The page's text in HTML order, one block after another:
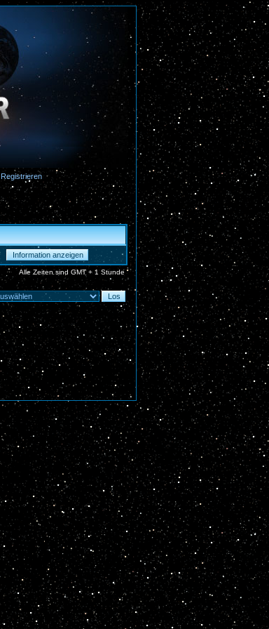
Registrieren
Alle Zeiten sind GMT + 1 Stunde